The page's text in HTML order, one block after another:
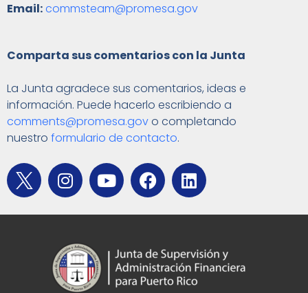
Email:commsteam@promesa.gov
Comparta sus comentarios con la Junta
La Junta agradece sus comentarios, ideas e
información. Puede hacerlo escribiendo a
comments@promesa.govo completando
nuestro formulario de contacto.